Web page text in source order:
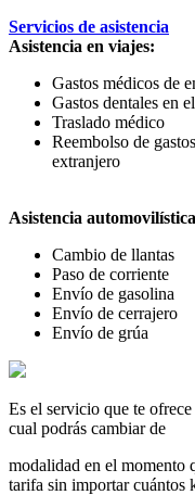
Servicios de asistencia
Asistencia en viajes:
Gastos médicos de
Gastos dentales en
Traslado médico
Reembolso de
extranjero
Asistencia
Cambio de llantas
Paso de corriente
Envío de gasolina
Envío de cerrajero
Envío de grúa
Es el servicio que te
cual podrás cambiar de
modalidad en el momento
tarifa sin importar cuántos